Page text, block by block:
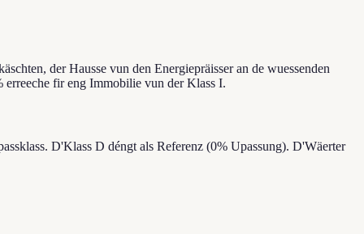
der Hausse vun den Energiepräisser an de wuessenden
fir eng Immobilie vun der Klass I.
D'Klass D déngt als Referenz (0% Upassung). D'Wäerter